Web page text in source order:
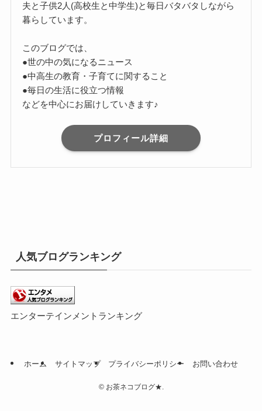
夫と子供2人(高校生と中学生)と毎日バタバタしながら
暮らしています。
このブログでは、
●世の中の気になるニュース
●中高生の教育・子育てに関すること
●毎日の生活に役立つ情報
などを中心にお届けしていきます♪
プロフィール詳細
人気ブログランキング
エンターテインメントランキング
ホーム サイトマップ プライバシーポリシー お問い合わせ
©お茶ネコブログ★.